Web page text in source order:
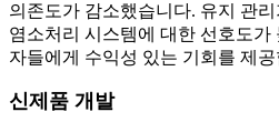
의존도가 감소했습니다. 유지 관
염소처리 시스템에 대한 선호도가
자들에게 수익성 있는 기회를 제
신제품 개발